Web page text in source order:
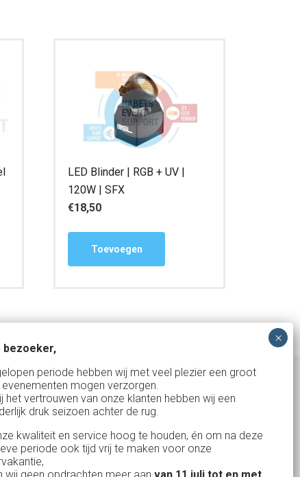
LED Blinder | RGB + UV |
120W | SFX
€18,50
Toevoegen
Uw partner in:
Evenementen verhuur
bezoeker,
periode hebben wij met veel plezier een groot
evenementen mogen verzorgen.
het vertrouwen van onze klanten hebben wij een
druk seizoen achter de rug.
kwaliteit en service hoog te houden, én om na deze
periode ook tijd vrij te maken voor onze